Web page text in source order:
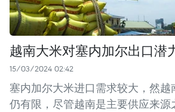
越南大米对塞内加尔出口潜
15/03/2024 02:42
塞内加尔大米进口需求较大，然越
仍有限，尽管越南是主要供应来源